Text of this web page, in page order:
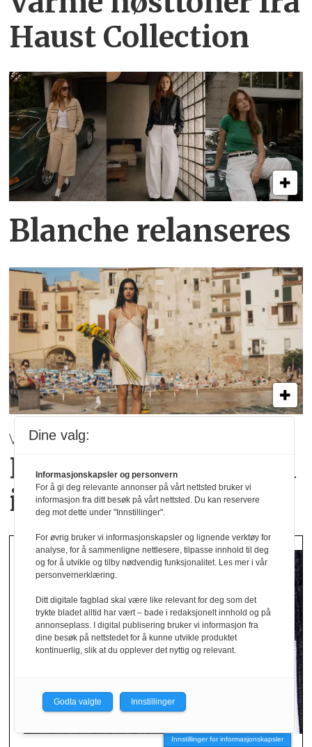
Haust Collection
Blanche relanseres
VÅR / SOMMER 2027 | Mey
Hverdagsluksus med
italiensk inspirasjon
Innstillinger for informasjonskapsler
Dine valg:
Informasjonskapsler og personvern
For å gi deg relevante annonser på vårt nettsted bruker vi
informasjon fra ditt besøk på vårt nettsted. Du kan reservere
deg mot dette under "Innstillinger".
For øvrig bruker vi informasjonskapsler og lignende verktøy for
analyse, for å sammenligne nettlesere, tilpasse innhold til deg
og for å utvikle og tilby nødvendig funksjonalitet. Les mer i vår
personvernerklæring.
Ditt digitale fagblad skal være like relevant for deg som det
trykte bladet alltid har vært – bade i redaksjonelt innhold og på
annonseplass. I digital publisering bruker vi informasjon fra
dine besøk på nettstedet for å kunne utvikle produktet
kontinuerlig, slik at du opplever det nyttig og relevant.
Godta valgte Innstillinger